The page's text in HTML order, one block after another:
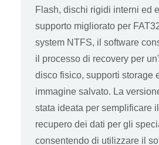
Flash, dischi rigidi interni ed
supporto migliorato per
system NTFS, il software
il processo di recovery per
disco fisico, supporti storage
immagine salvato. La
stata ideata per semplificare
recupero dei dati per gli
consentendo di utilizzare il